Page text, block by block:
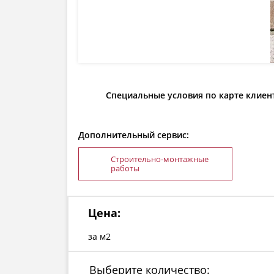
Специальные условия по карте
Дополнительный сервис:
Строительно-монтажные
работы
Цена:
за м2
Выберите количество: